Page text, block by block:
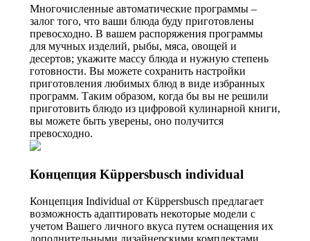
Многочисленные автоматические программы –
залог того, что ваши блюда буду приготовлены
превосходно. В вашем распоряжения программы
для мучных изделий, рыбы, мяса, овощей и
десертов; укажите массу блюда и нужную степень
готовности. Вы можете сохранить настройки
приготовления любимых блюд в виде избранных
программ. Таким образом, когда бы вы не решили
приготовить блюдо из цифровой кулинарной книги,
вы можете быть уверены, оно получится
превосходно.
Концепция Küppersbusch individual
Концепция Individual от Küppersbusch предлагает
возможность адаптировать некоторые модели с
учетом Вашего личного вкуса путем оснащения их
дополнительными дизайнерскими комплектами.